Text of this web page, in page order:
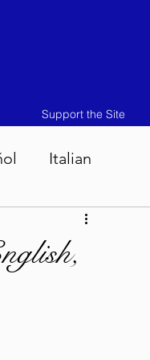
Support the Site
Italian
Masei 5786